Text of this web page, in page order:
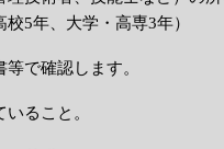
校5年、大学・高専3年）
で確認します。
ること。